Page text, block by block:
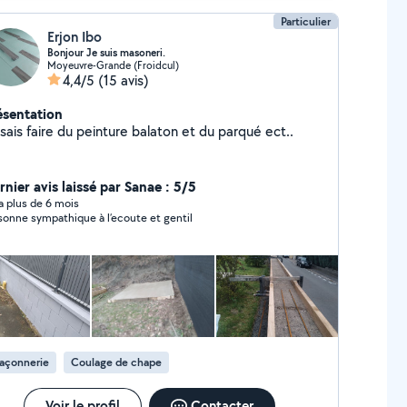
Particulier
Erjon Ibo
Bonjour Je suis masoneri.
Moyeuvre-Grande (Froidcul)
4,4/5 (15 avis)
Je sais faire du peinture balaton et du parqué ect..
avis laissé par Sanae : 5/5
plus de 6 mois
sympathique à l’ecoute et gentil
Coulage de chape